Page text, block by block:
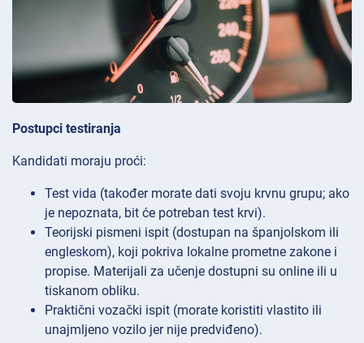
Postupci testiranja
Kandidati moraju proći:
Test vida (također morate dati svoju krvnu grupu; ako
je nepoznata, bit će potreban test krvi).
Teorijski pismeni ispit (dostupan na španjolskom ili
engleskom), koji pokriva lokalne prometne zakone i
propise. Materijali za učenje dostupni su online ili u
tiskanom obliku.
Praktični vozački ispit (morate koristiti vlastito ili
unajmljeno vozilo jer nije predviđeno).